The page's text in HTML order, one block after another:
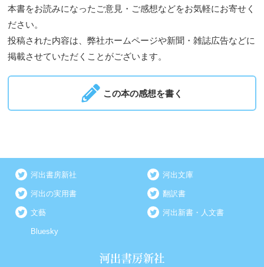
本書をお読みになったご意見・ご感想などをお気軽にお寄せく
ださい。
投稿された内容は、弊社ホームページや新聞・雑誌広告などに
掲載させていただくことがございます。
この本の感想を書く
河出書房新社 河出文庫
河出の実用書 翻訳書
文藝 河出新書・人文書
Bluesky